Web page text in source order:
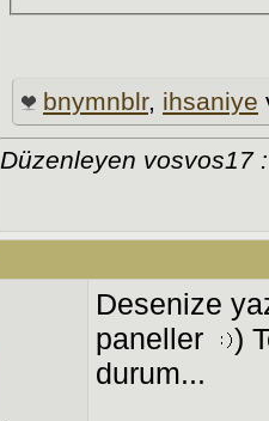
bnymnblr, ihsaniye
Düzenleyen vosvos17
Desenize
paneller
)
durum...